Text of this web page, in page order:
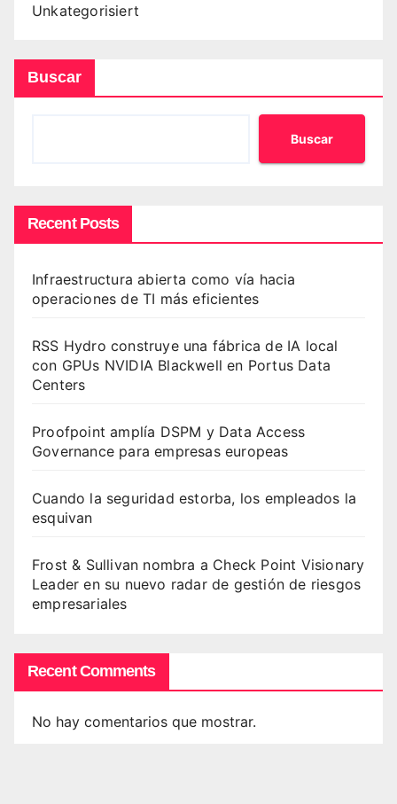
Unkategorisiert
Buscar
Buscar
Recent Posts
Infraestructura abierta como vía hacia
operaciones de TI más eficientes
RSS Hydro construye una fábrica de IA local
con GPUs NVIDIA Blackwell en Portus Data
Centers
Proofpoint amplía DSPM y Data Access
Governance para empresas europeas
Cuando la seguridad estorba, los empleados la
esquivan
Frost & Sullivan nombra a Check Point Visionary
Leader en su nuevo radar de gestión de riesgos
empresariales
Recent Comments
No hay comentarios que mostrar.